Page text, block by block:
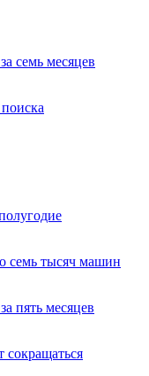
семь месяцев
семь тысяч машин
пять месяцев